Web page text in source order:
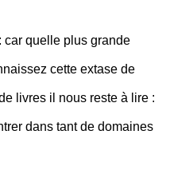
car quelle plus grande
cette extase de
livres il nous reste à lire :
dans tant de domaines